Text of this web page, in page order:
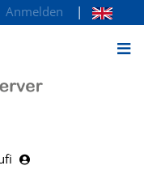
Anmelden